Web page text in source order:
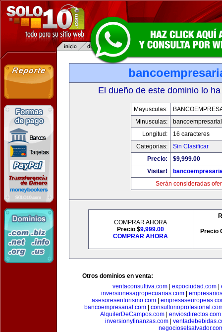
El dueño de este dominio lo
Mayusculas:
Minusculas:
Longitud:
16 caracteres
Categorias:
Sin Clasificar
Precio:
$9,999.00
Visitar!
Serán consideradas
COMPRAR AHORA
Precio $9,999.00
COMPRAR AHORA
Precio
Otros dominios en venta:
ventaconsultiva.com
expociudad.com
inversionesagropecuarias.com
asesoresenturismo.com|
bancoempresarial.com
AlquilerDeCampos.com
enviosdirectos.com
inversionyfinanzas.com|